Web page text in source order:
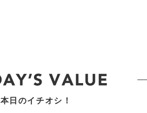
本日のイチオシ！